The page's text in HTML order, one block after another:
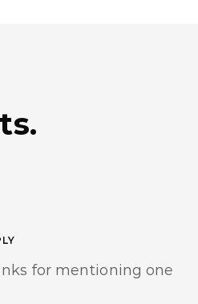
for mentioning one